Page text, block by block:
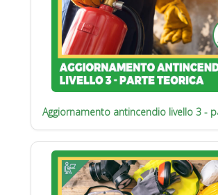
Aggiornamento antincendio livello 3 -